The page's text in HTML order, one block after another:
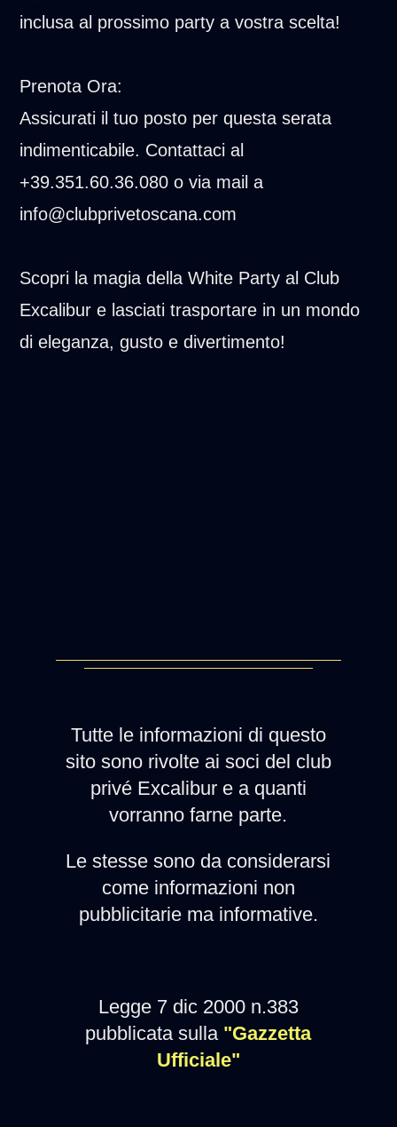
inclusa al prossimo party a vostra scelta!
Prenota Ora:
Assicurati il tuo posto per questa serata
indimenticabile. Contattaci al
+39.351.60.36.080 o via mail a
info@clubprivetoscana.com
Scopri la magia della White Party al Club
Excalibur e lasciati trasportare in un mondo
di eleganza, gusto e divertimento!
Tutte le informazioni di questo
sito sono rivolte ai soci del club
privé Excalibur e a quanti
vorranno farne parte.
Le stesse sono da considerarsi
come informazioni non
pubblicitarie ma informative.
Legge 7 dic 2000 n.383
pubblicata sulla "Gazzetta
Ufficiale"